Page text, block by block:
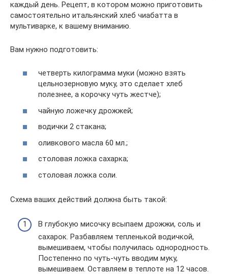
каждый день. Рецепт, в котором можно приготовить
самостоятельно итальянский хлеб чиабатта в
мультиварке, к вашему вниманию.
Вам нужно подготовить:
четверть килограмма муки (можно взять
цельнозерновую муку, это сделает хлеб
полезнее, а корочку чуть жестче);
чайную ложечку дрожжей;
водички 2 стакана;
оливкового масла 60 мл.;
столовая ложка сахарка;
столовая ложка соли.
Схема ваших действий должна быть такой:
В глубокую мисочку всыпаем дрожжи, соль и
сахарок. Разбавляем тепленькой водичкой,
вымешиваем, чтобы получилась однородность.
Постепенно по чуть-чуть вводим муку,
вымешиваем. Оставляем в теплоте на 12 часов.